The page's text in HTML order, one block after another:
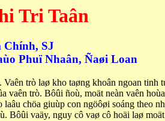
Tri Taân
SJ
Phuï Nhaân, Ñaøi Loan
trò laø kho taøng khoân ngoan tinh
trò. Bôûi ñoù, moät neàn vaên
chöa giuùp con ngöôøi soáng theo
Bôûi vaäy, nguy cô vaø cô hoäi laø